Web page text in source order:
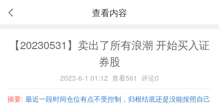
查看内容
【20230531】卖出了所有浪潮 开始买入证
券股
2023-6-1 01:12 查看561 评论0
摘要: 最近一段时间仓位有点不受控制，归根结底还是没能按照自己